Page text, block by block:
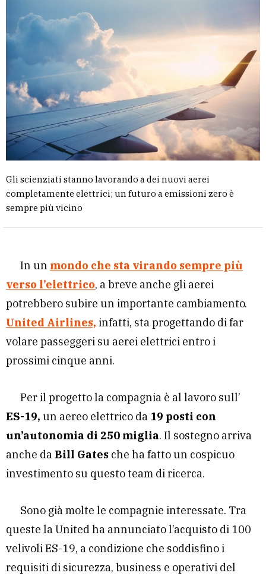
Gli scienziati stanno lavorando a dei nuovi aerei
completamente elettrici; un futuro a emissioni zero è
sempre più vicino
In un mondo che sta virando sempre più
verso l’elettrico, a breve anche gli aerei
potrebbero subire un importante cambiamento.
United Airlines, infatti, sta progettando di far
volare passeggeri su aerei elettrici entro i
prossimi cinque anni.
Per il progetto la compagnia è al lavoro sull’
ES-19, un aereo elettrico da 19 posti con
un’autonomia di 250 miglia. Il sostegno arriva
anche daBill Gates che ha fatto un cospicuo
investimento su questo team di ricerca.
Sono già molte le compagnie interessate. Tra
queste la United ha annunciato l’acquisto di 100
velivoli ES-19, a condizione che soddisfino i
requisiti di sicurezza, business e operativi del